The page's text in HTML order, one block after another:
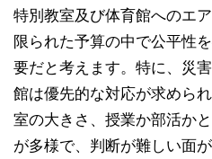
特別教室及び体育館へのエ
限られた予算の中で公平性
要だと考えます。特に、災
館は優先的な対応が求めら
室の大きさ、授業か部活か
が多様で、判断が難しい面